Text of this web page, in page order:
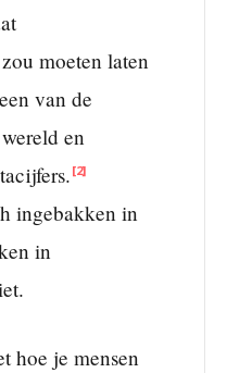
moeten laten
van de
en
[2]
ingebakken in
in
hoe je mensen